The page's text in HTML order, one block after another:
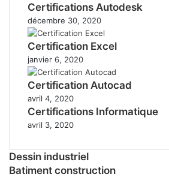
Certifications Autodesk
décembre 30, 2020
Certification Excel
janvier 6, 2020
Certification Autocad
avril 4, 2020
Certifications Informatique
avril 3, 2020
Dessin industriel
Batiment construction